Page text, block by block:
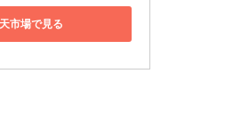
市場で見る